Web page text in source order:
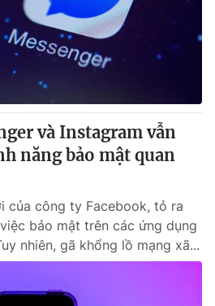
thức nếu không có sự chấp
nguồn VTV.vn khi phát hành lại
và Instagram vẫn
năng bảo mật quan
của công ty Facebook, tỏ ra
bảo mật trên các ứng dụng
nhiên, gã khổng lồ mạng xã...